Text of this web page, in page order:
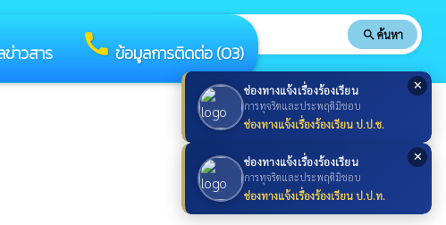
✕
ช่องทางแจ้งเรื่องร้องเรียน
การทุจริตและประพฤติมิชอบ
ช่องทางแจ้งเรื่องร้องเรียน ป.ป.ช.
✕
ช่องทางแจ้งเรื่องร้องเรียน
การทุจริตและประพฤติมิชอบ
ช่องทางแจ้งเรื่องร้องเรียน ป.ป.ท.
าวสาร callข้อมูลการติดต่อ (O3)
search ค้นหา